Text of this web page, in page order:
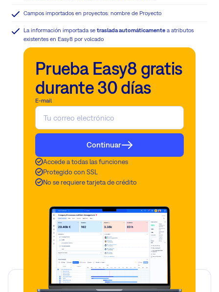
Campos importados en proyectos: nombre de Proyecto
La información importada se traslada automáticamente a atributos
existentes en Easy8 por volcado
Prueba Easy8 gratis
durante 30 días
E-mail
Continuar
Accede a todas las funciones
Protegido con SSL
No se requiere tarjeta de crédito